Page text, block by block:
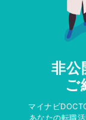
非公
ご
マイナビ
あなたの転職